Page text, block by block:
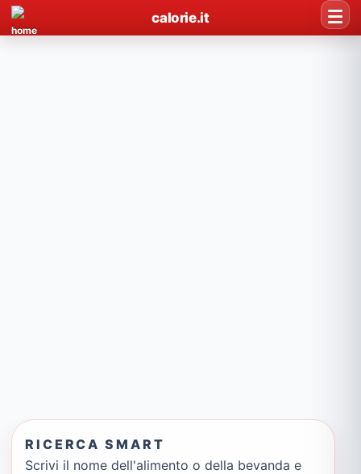
calorie.it
RICERCA SMART
Scrivi il nome dell'alimento o della bevanda e